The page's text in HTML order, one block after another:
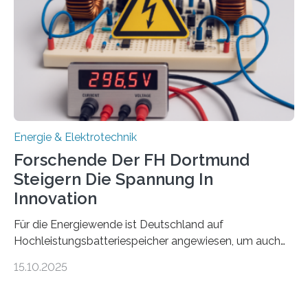
Damit zählt die Hochschule zu den großen
Gewinnerinnen der aktuellen Förderrunde des
Bayerischen Wissenschaftsministeriums. Im
Mittelpunkt steht der direkte Wissenstransfer: Neue
wissenschaftliche Erkenntnisse sollen rasch in die
Energie & Elektrotechnik
Forschende Der FH Dortmund
Steigern Die Spannung In
Innovation
Für die Energiewende ist Deutschland auf
Hochleistungsbatteriespeicher angewiesen, um auch
Doch mit der immensen Zahl einzelner Batteriezellen,
15.10.2025